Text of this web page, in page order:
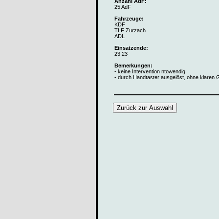
25 AdF
Fahrzeuge:
KDF
TLF Zurzach
ADL
Einsatzende:
23:23
Bemerkungen:
- keine Intervention ntowendig
- durch Handtaster ausgelöst, ohne klaren
Zurück zur Auswahl